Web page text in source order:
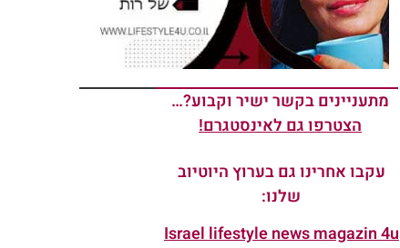
מתעניינים בקשר ישיר וקבוע?…
הצטרפו גם לאינסטגרם!
עקבו אחרינו גם בערוץ היוטיוב
שלנו:
Israel lifestyle news magazin 4u